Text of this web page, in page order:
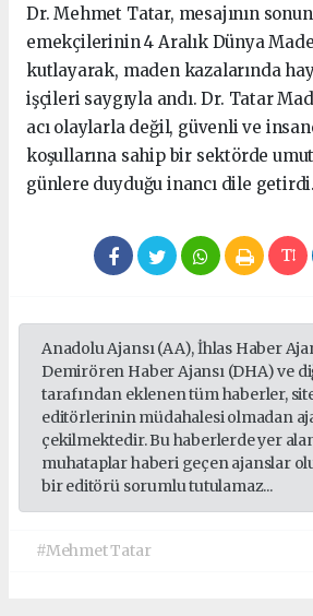
Dr. Mehmet Tatar, mesajının
emekçilerinin 4 Aralık Dünya
kutlayarak, maden kazalarında
işçileri saygıyla andı. Dr. Tatar
acı olaylarla değil, güvenli ve
koşullarına sahip bir sektörde
günlere duyduğu inancı dile getirdi.
Anadolu Ajansı (AA), İhlas Haber
Demirören Haber Ajansı (DHA) ve
tarafından eklenen tüm haberler,
editörlerinin müdahalesi olmadan
çekilmektedir. Bu haberlerde yer
muhataplar haberi geçen ajanslar
bir editörü sorumlu tutulamaz...
#Mehmet Tatar